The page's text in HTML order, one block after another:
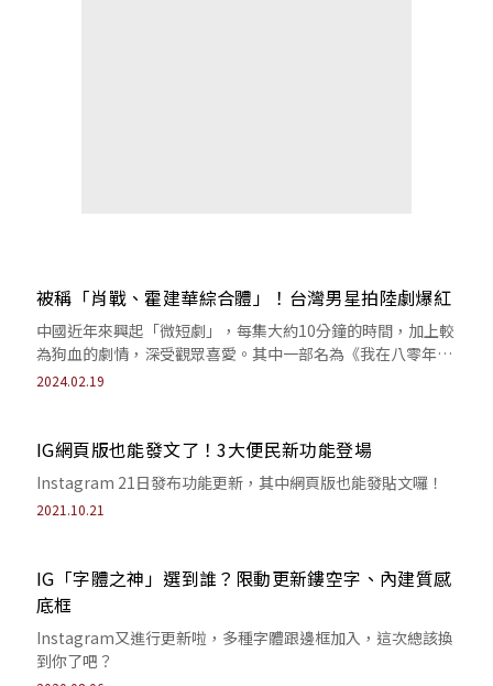
被稱「肖戰、霍建華綜合體」！台灣男星拍陸劇爆紅
中國近年來興起「微短劇」，每集大約10分鐘的時間，加上較
為狗血的劇情，深受觀眾喜愛。其中一部名為《我在八零年代
當後媽》的短劇爆紅，至今累積上千萬...
2024.02.19
IG網頁版也能發文了！3大便民新功能登場
Instagram 21日發布功能更新，其中網頁版也能發貼文囉！
2021.10.21
IG「字體之神」選到誰？限動更新鏤空字、內建質感
底框
Instagram又進行更新啦，多種字體跟邊框加入，這次總該換
到你了吧？